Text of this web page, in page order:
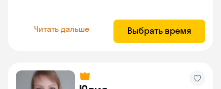
Читать дальше Выбрать время